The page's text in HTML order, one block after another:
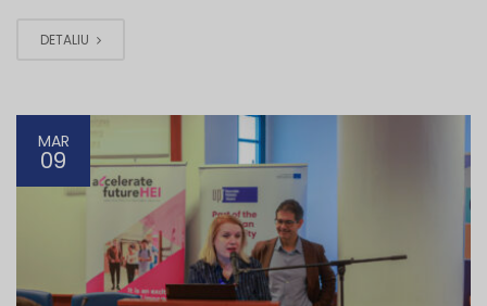
DETALIU
MAR
09